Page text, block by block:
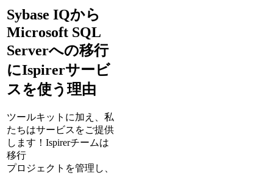
Sybase IQから
Microsoft SQL
Serverへの移行
にIspirerサービ
スを使う理由
ツールキットに加え、私
たちはサービスをご提供
します！Ispirerチームは
移行
プロジェクトを管理し、